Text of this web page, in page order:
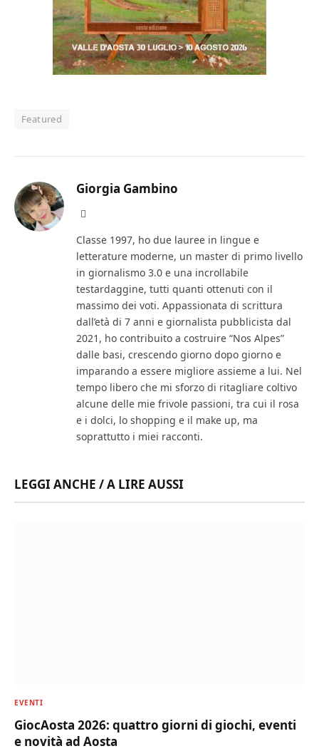
Featured
Giorgia Gambino
Classe 1997, ho due lauree in lingue e
letterature moderne, un master di primo livello
in giornalismo 3.0 e una incrollabile
testardaggine, tutti quanti ottenuti con il
massimo dei voti. Appassionata di scrittura
dall’età di 7 anni e giornalista pubblicista dal
2021, ho contribuito a costruire “Nos Alpes”
dalle basi, crescendo giorno dopo giorno e
imparando a essere migliore assieme a lui. Nel
tempo libero che mi sforzo di ritagliare coltivo
alcune delle mie frivole passioni, tra cui il rosa
e i dolci, lo shopping e il make up, ma
soprattutto i miei racconti.
LEGGI ANCHE / A LIRE AUSSI
EVENTI
GiocAosta 2026: quattro giorni di giochi, eventi
e novità ad Aosta